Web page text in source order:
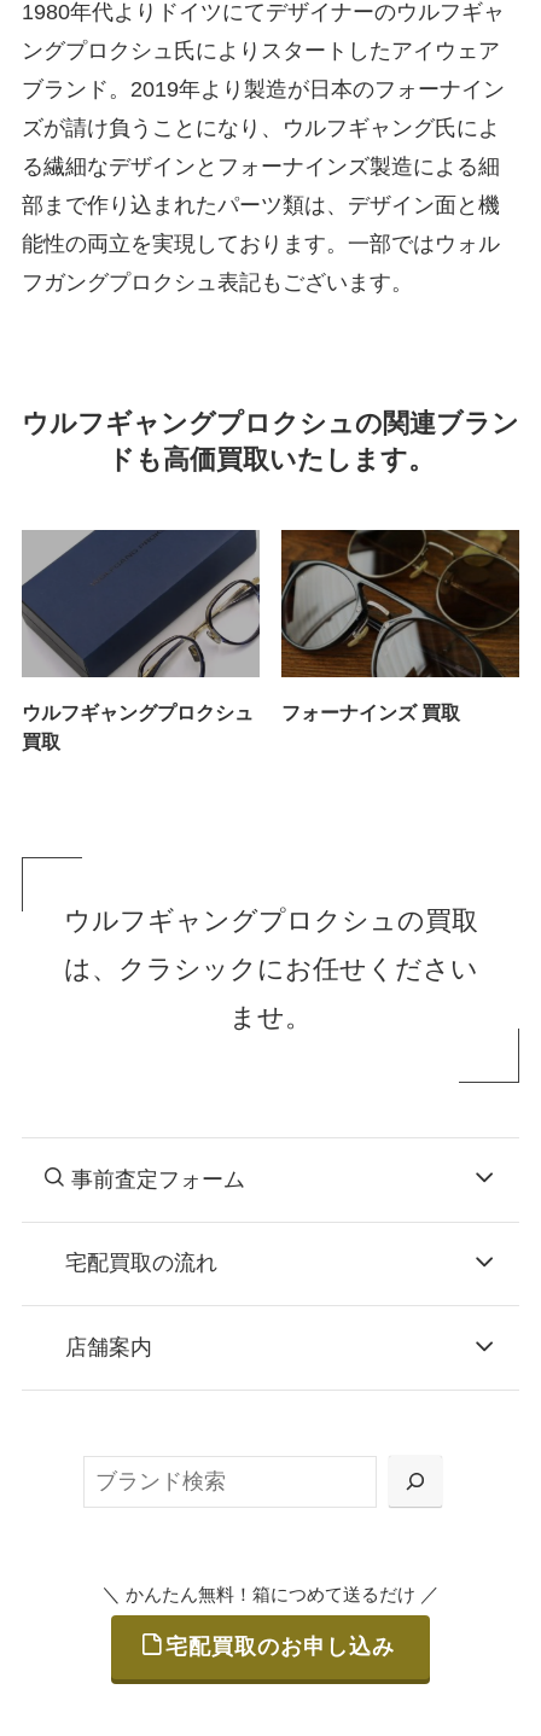
1980年代よりドイツにてデザイナーのウルフギャ
ングプロクシュ氏によりスタートしたアイウェア
ブランド。2019年より製造が日本のフォーナイン
ズが請け負うことになり、ウルフギャング氏によ
る繊細なデザインとフォーナインズ製造による細
部まで作り込まれたパーツ類は、デザイン面と機
能性の両立を実現しております。一部ではウォル
フガングプロクシュ表記もございます。
ウルフギャングプロクシュの関連ブラン
ドも高価買取いたします。
ウルフギャングプロクシュ
買取
フォーナインズ 買取
ウルフギャングプロクシュの買取
は、クラシックにお任せください
ませ。
事前査定フォーム
宅配買取の流れ
お申込み
または梱包材不要の「集荷申込」からお選び
ご発送
店舗案内
＼ かんたん無料！箱につめて送るだけ ／
宅配買取のお申し込み